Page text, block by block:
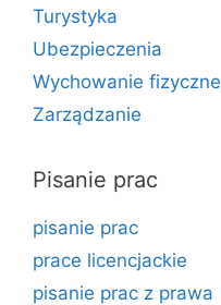
Turystyka
Ubezpieczenia
Wychowanie fizyczne
Zarządzanie
Pisanie prac
pisanie prac
prace licencjackie
pisanie prac z prawa